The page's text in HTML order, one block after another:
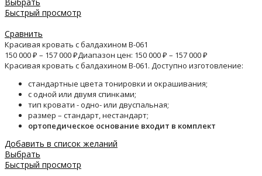
Выбрать
Быстрый просмотр
Сравнить
Красивая кровать с балдахином B-061
150 000₽ – 157 000₽Диапазон цен: 150 000 ₽ – 157 000 ₽
Красивая кровать с балдахином B-061. Доступно изготовление:
стандартные цвета тонировки и окрашивания;
с одной или двумя спинками;
тип кровати - одно- или двуспальная;
размер – стандарт, нестандарт;
ортопедическое основание входит в комплект
Добавить в список желаний
Выбрать
Быстрый просмотр